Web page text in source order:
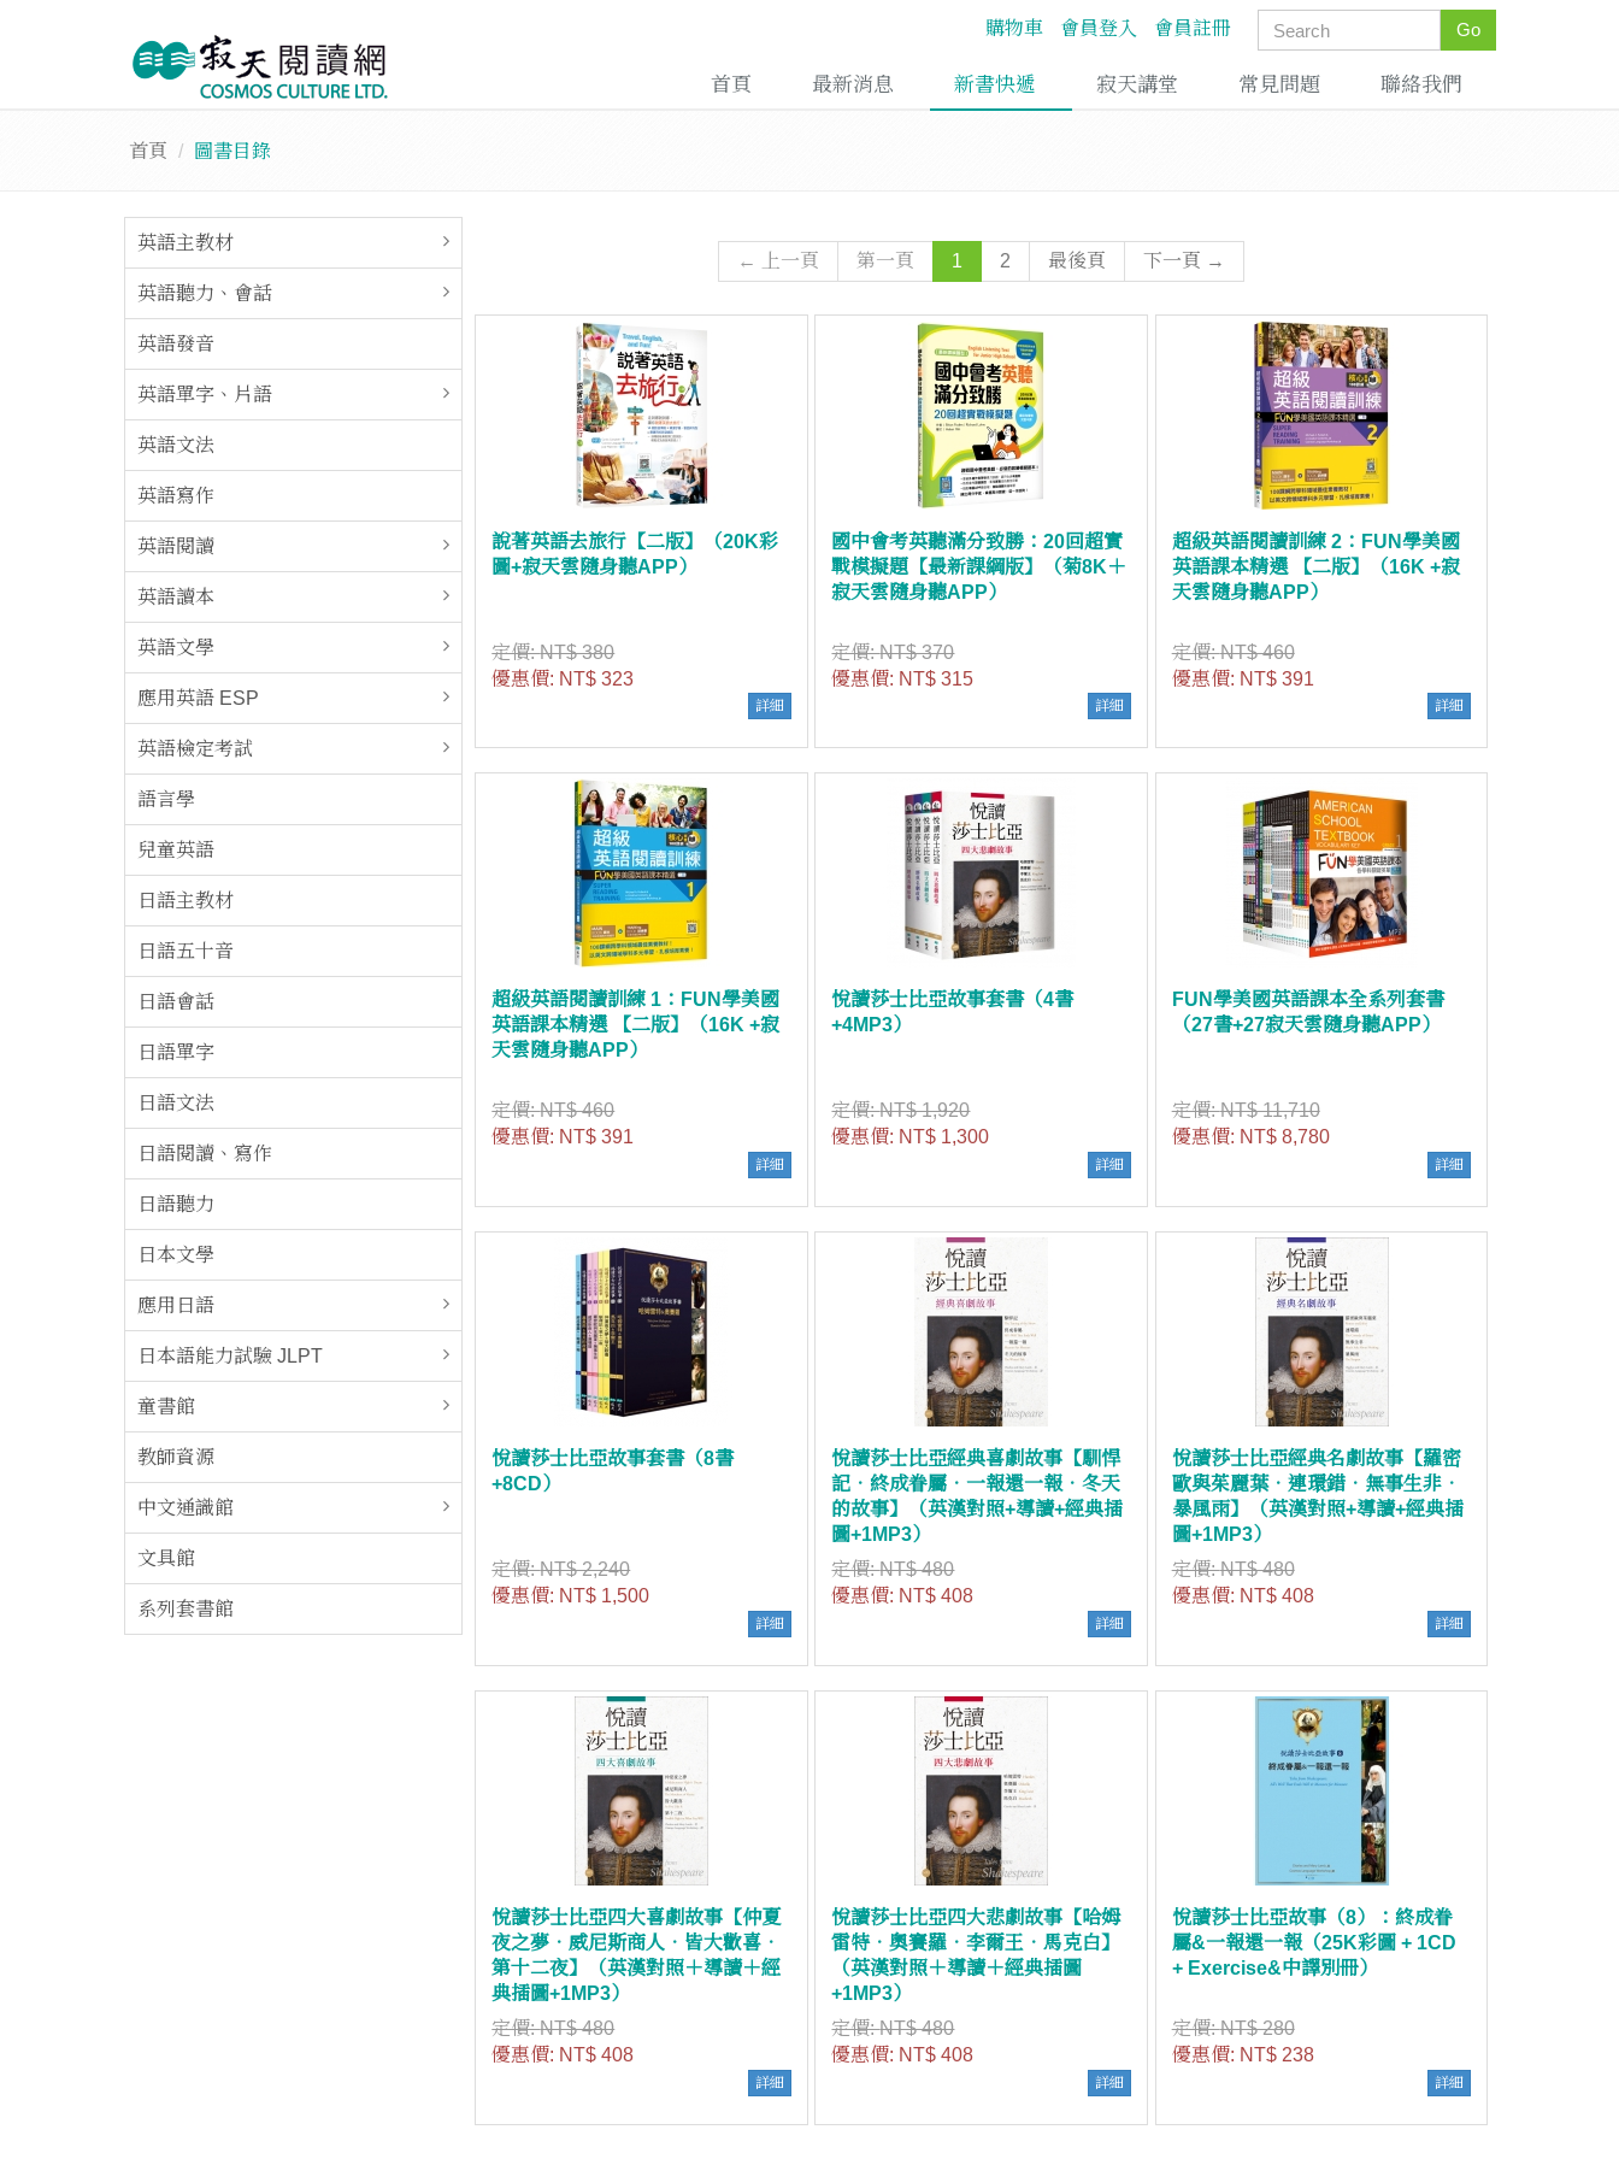
Go
購物車 會員登入 會員註冊
首頁 最新消息 新書快遞 寂天講堂 常見問題 聯絡我們
首頁 圖書目錄
英語主教材
英語聽力、會話
英語發音
英語單字、片語
英語文法
英語寫作
英語閱讀
英語讀本
英語文學
應用英語 ESP
英語檢定考試
語言學
兒童英語
日語主教材
日語五十音
日語會話
日語單字
日語文法
日語閱讀、寫作
日語聽力
日本文學
應用日語
日本語能力試驗 JLPT
童書館
教師資源
中文通識館
文具館
系列套書館
← 上一頁 第一頁 1 2 最後頁 下一頁 →
說著英語去旅行【二版】（20K彩
圖+寂天雲隨身聽APP）
定價:NT$ 380
優惠價: NT$ 323
詳細
國中會考英聽滿分致勝：20回超實
戰模擬題【最新課綱版】（菊8K＋
寂天雲隨身聽APP）
定價:NT$ 370
優惠價: NT$ 315
詳細
超級英語閱讀訓練 2：FUN學美國
英語課本精選 【二版】（16K +寂
天雲隨身聽APP）
定價:NT$ 460
優惠價: NT$ 391
詳細
超級英語閱讀訓練 1：FUN學美國
英語課本精選 【二版】（16K +寂
天雲隨身聽APP）
定價:NT$ 460
優惠價: NT$ 391
詳細
悅讀莎士比亞故事套書（4書
+4MP3）
定價:NT$ 1,920
優惠價: NT$ 1,300
詳細
FUN學美國英語課本全系列套書
（27書+27寂天雲隨身聽APP）
定價:NT$ 11,710
優惠價: NT$ 8,780
詳細
悅讀莎士比亞故事套書（8書
+8CD）
定價:NT$ 2,240
優惠價: NT$ 1,500
詳細
悅讀莎士比亞經典喜劇故事【馴悍
記．終成眷屬．一報還一報．冬天
的故事】（英漢對照+導讀+經典插
圖+1MP3）
定價:NT$ 480
優惠價: NT$ 408
詳細
悅讀莎士比亞經典名劇故事【羅密
歐與茱麗葉．連環錯．無事生非．
暴風雨】（英漢對照+導讀+經典插
圖+1MP3）
定價:NT$ 480
優惠價: NT$ 408
詳細
悅讀莎士比亞四大喜劇故事【仲夏
夜之夢．威尼斯商人．皆大歡喜．
第十二夜】（英漢對照＋導讀＋經
典插圖+1MP3）
定價:NT$ 480
優惠價: NT$ 408
詳細
悅讀莎士比亞四大悲劇故事【哈姆
雷特．奧賽羅．李爾王．馬克白】
（英漢對照＋導讀＋經典插圖
+1MP3）
定價:NT$ 480
優惠價: NT$ 408
詳細
悅讀莎士比亞故事（8）：終成眷
屬&一報還一報（25K彩圖 + 1CD
+ Exercise&中譯別冊）
定價:NT$ 280
優惠價: NT$ 238
詳細